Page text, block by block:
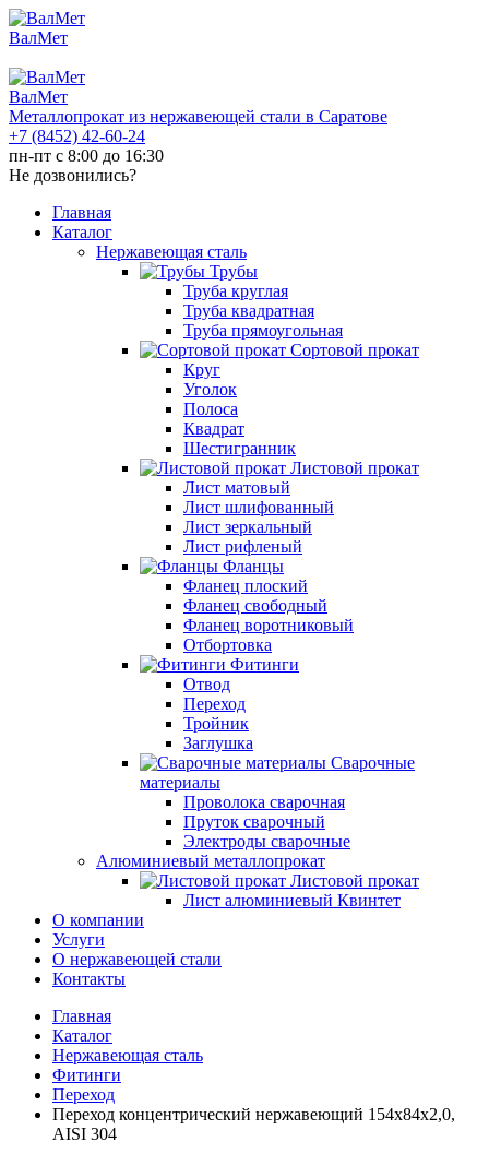
ВалМет
ВалМет
Металлопрокат из нержавеющей стали в Саратове
+7 (8452) 42-60-24
пн-пт с 8:00 до 16:30
Не дозвонились?
Главная
Каталог
Нержавеющая сталь
Трубы
Труба круглая
Труба квадратная
Труба прямоугольная
Сортовой прокат
Круг
Уголок
Полоса
Квадрат
Шестигранник
Листовой прокат
Лист матовый
Лист шлифованный
Лист зеркальный
Лист рифленый
Фланцы
Фланец плоский
Фланец свободный
Фланец воротниковый
Отбортовка
Фитинги
Отвод
Переход
Тройник
Заглушка
Сварочные
материалы
Проволока сварочная
Пруток сварочный
Электроды сварочные
Алюминиевый металлопрокат
Листовой прокат
Лист алюминиевый Квинтет
О компании
Услуги
О нержавеющей стали
Контакты
Главная
Каталог
Нержавеющая сталь
Фитинги
Переход
Переход концентрический нержавеющий 154х84х2,0,
AISI 304